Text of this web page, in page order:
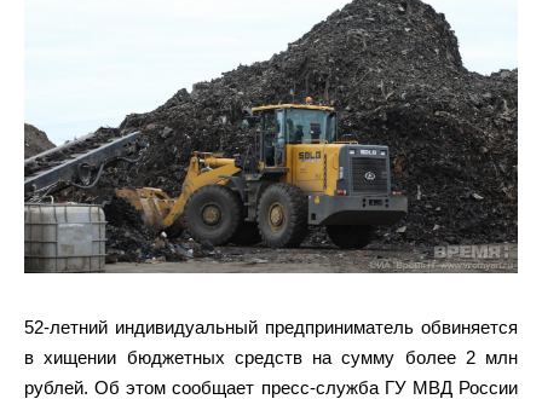
52-летний индивидуальный предприниматель обвиняется
в хищении бюджетных средств на сумму более 2 млн
рублей. Об этом сообщает пресс-служба ГУ МВД России